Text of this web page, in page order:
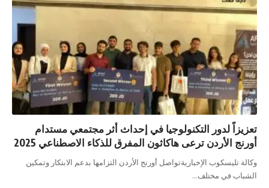
التكنولوجيا في إحداث أثر مجتمعي مستدام
ترعى هاكاثون المفرق للذكاء الاصطناعي 2025
الإخباريةتواصل أورنج الأردن التزامها بدعم الابتكار وتمكين
مختلف…